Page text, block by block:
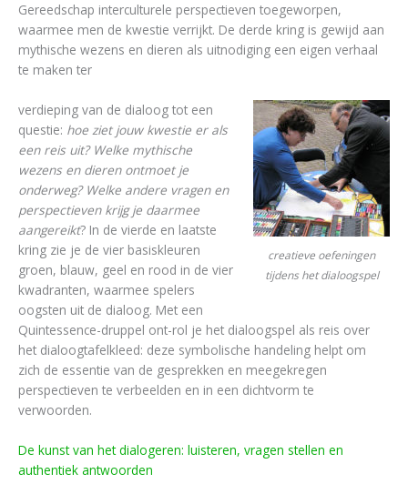
Gereedschap interculturele perspectieven toegeworpen,
waarmee men de kwestie verrijkt. De derde kring is gewijd aan
mythische wezens en dieren als uitnodiging een eigen verhaal
te maken ter
creatieve oefeningen
tijdens het dialoogspel
verdieping van de dialoog tot een
questie: hoe ziet jouw kwestie er als
een reis uit? Welke mythische
wezens en dieren ontmoet je
onderweg? Welke andere vragen en
perspectieven krijg je daarmee
aangereikt? In de vierde en laatste
kring zie je de vier basiskleuren
groen, blauw, geel en rood in de vier
kwadranten, waarmee spelers
oogsten uit de dialoog. Met een
Quintessence-druppel ont-rol je het dialoogspel als reis over
het dialoogtafelkleed: deze symbolische handeling helpt om
zich de essentie van de gesprekken en meegekregen
perspectieven te verbeelden en in een dichtvorm te
verwoorden.
De kunst van het dialogeren: luisteren, vragen stellen en
authentiek antwoorden